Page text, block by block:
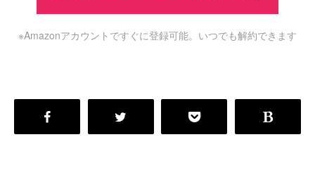
※Amazonアカウントですぐに登録可能。いつでも解約できます